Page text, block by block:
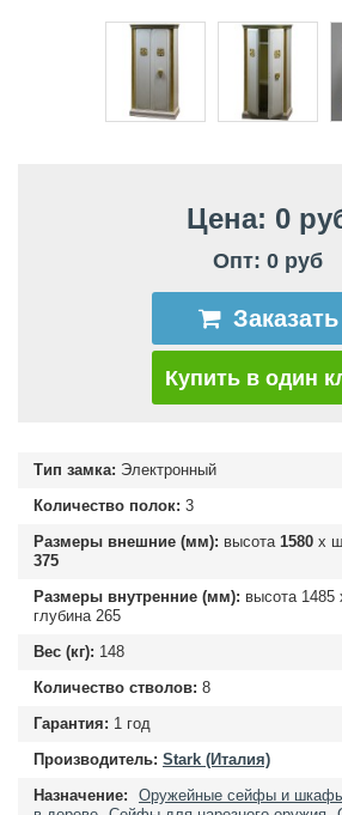
Цена: 0
Опт: 0 руб
Заказать
Купить в один
Тип замка: Электронный
Количество полок: 3
Размеры внешние (мм): высота 1580 х
375
Размеры внутренние (мм): высота 1485
глубина 265
Вес (кг): 148
Количество стволов: 8
Гарантия: 1 год
Производитель: Stark (Италия)
Назначение:
Оружейные сейфы и